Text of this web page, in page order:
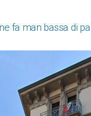
fa man bassa di